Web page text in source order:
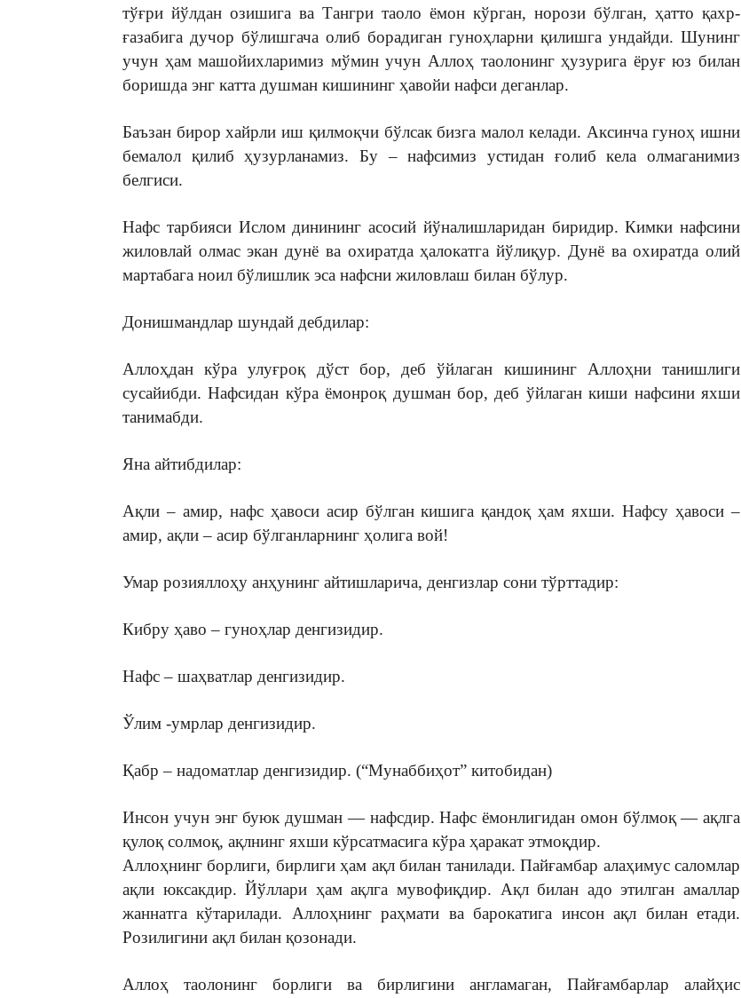
тўғри йўлдан озишига ва Тангри таоло ёмон кўрган, норози бўлган, ҳатто қахр-
ғазабига дучор бўлишгача олиб борадиган гуноҳларни қилишга ундайди. Шунинг
учун ҳам машойихларимиз мўмин учун Аллоҳ таолонинг ҳузурига ёруғ юз билан
боришда энг катта душман кишининг ҳавойи нафси деганлар.
Баъзан бирор хайрли иш қилмоқчи бўлсак бизга малол келади. Аксинча гуноҳ ишни
бемалол қилиб ҳузурланамиз. Бу – нафсимиз устидан ғолиб кела олмаганимиз
белгиси.
Нафс тарбияси Ислом динининг асосий йўналишларидан биридир. Кимки нафсини
жиловлай олмас экан дунё ва охиратда ҳалокатга йўлиқур. Дунё ва охиратда олий
мартабага ноил бўлишлик эса нафсни жиловлаш билан бўлур.
Донишмандлар шундай дебдилар:
Аллоҳдан кўра улуғроқ дўст бор, деб ўйлаган кишининг Аллоҳни танишлиги
сусайибди. Нафсидан кўра ёмонроқ душман бор, деб ўйлаган киши нафсини яхши
танимабди.
Яна айтибдилар:
Ақли – амир, нафс ҳавоси асир бўлган кишига қандоқ ҳам яхши. Нафсу ҳавоси –
амир, ақли – асир бўлганларнинг ҳолига вой!
Умар розияллоҳу анҳунинг айтишларича, денгизлар сони тўрттадир:
Кибру ҳаво – гуноҳлар денгизидир.
Нафс – шаҳватлар денгизидир.
Ўлим -умрлар денгизидир.
Қабр – надоматлар денгизидир. (“Мунаббиҳот” китобидан)
Инсон учун энг буюк душман — нафсдир. Нафс ёмонлигидан омон бўлмоқ — ақлга
қулоқ солмоқ, ақлнинг яxши кўрсатмасига кўра ҳаракат этмоқдир.
Аллоҳнинг борлиги, бирлиги ҳам ақл билан танилади. Пайғамбар алаҳимус саломлар
ақли юксакдир. Йўллари ҳам ақлга мувофиқдир. Ақл билан адо этилган амаллар
жаннатга кўтарилади. Аллоҳнинг раҳмати ва барокатига инсон ақл билан етади.
Розилигини ақл билан қозонади.
Аллоҳ таолонинг борлиги ва бирлигини англамаган, Пайғамбарлар алайҳис